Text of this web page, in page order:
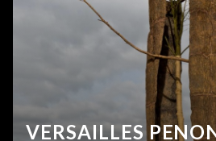
VERSAILLES